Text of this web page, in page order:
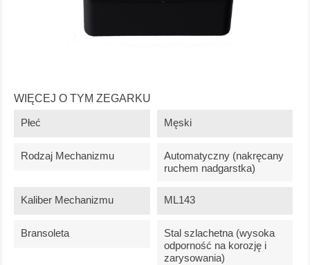
WIĘCEJ O TYM ZEGARKU
Płeć Męski
Rodzaj Mechanizmu
Automatyczny (nakręcany
ruchem nadgarstka)
Kaliber Mechanizmu ML143
Bransoleta
Stal szlachetna (wysoka
odporność na korozję i
zarysowania)